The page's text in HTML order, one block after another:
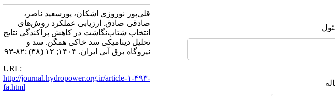
قلی‌پور نوروزی اشکان، پورسعید ناصر،
صادقی صادق. ارزیابی عملکرد روش‌های
انتخاب شتاب‌نگاشت در کاهش پراکندگی نتایج
تحلیل دینامیکی سد خاکی همگن. سد و
نیروگاه برق آبی ایران. ۱۴۰۴; ۱۲ (۳۸) :۸۲-۹۳
URL:
http://journal.hydropower.org.ir/article-۱-۴۹۳-
fa.html